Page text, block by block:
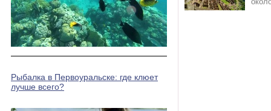
Рыбалка в Первоуральске: где клюет
лучше всего?